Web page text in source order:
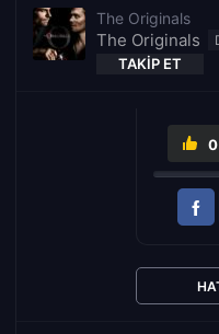
The Originals
The Originals
TAKIP ET
0